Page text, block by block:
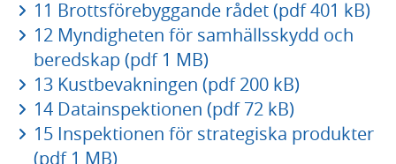
11 Brottsförebyggande rådet (pdf 401 kB)
12 Myndigheten för samhällsskydd och
beredskap (pdf 1 MB)
13 Kustbevakningen (pdf 200 kB)
14 Datainspektionen (pdf 72 kB)
15 Inspektionen för strategiska produkter
(pdf 1 MB)